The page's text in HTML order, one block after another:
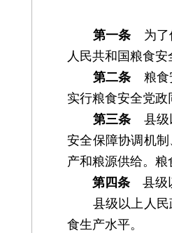
第一条 为了
人民共和国粮食
第二条 粮食
实行粮食安全党
第三条 县级
安全保障协调机
产和粮源供给。
第四条 县级
县级以上人民政
食生产水平。